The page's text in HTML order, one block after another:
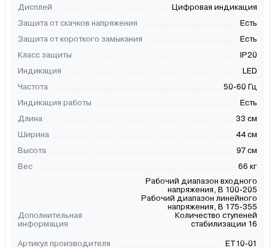
Дисплей
Цифровая индикация
Защита от скачков напряжения
Есть
Защита от короткого замыкания
Есть
Класс защиты
IP20
Индикация
LED
Частота
50-60 Гц
Индикация работы
Есть
Длина
33 см
Ширина
44 см
Высота
97 см
Вес
66 кг
Дополнительная
информация
Рабочий диапазон входного
напряжения, В 100-205
Рабочий диапазон линейного
напряжения, В 175-355
Количество ступеней
стабилизации 16
Артикул производителя ET10-01